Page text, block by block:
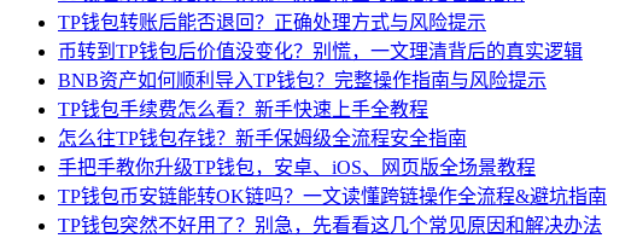
TP钱包转账后能否退回？正确处理方式与风险提示
币转到TP钱包后价值没变化？别慌，一文理清背后的真实逻辑
BNB资产如何顺利导入TP钱包？完整操作指南与风险提示
TP钱包手续费怎么看？新手快速上手全教程
怎么往TP钱包存钱？新手保姆级全流程安全指南
手把手教你升级TP钱包，安卓、iOS、网页版全场景教程
TP钱包币安链能转OK链吗？一文读懂跨链操作全流程&避坑指南
TP钱包突然不好用了？别急，先看看这几个常见原因和解决办法